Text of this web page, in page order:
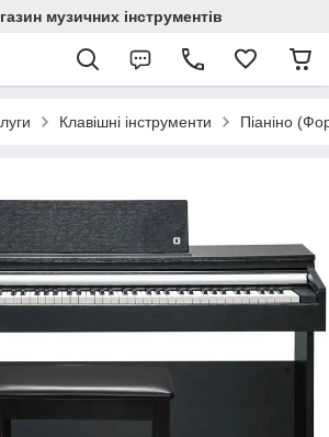
музичних інструментів
Клавішні інструменти Піаніно